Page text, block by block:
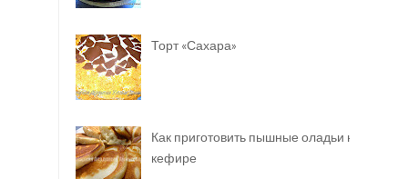
Торт «Сахара»
Как приготовить пышные оладьи на
кефире